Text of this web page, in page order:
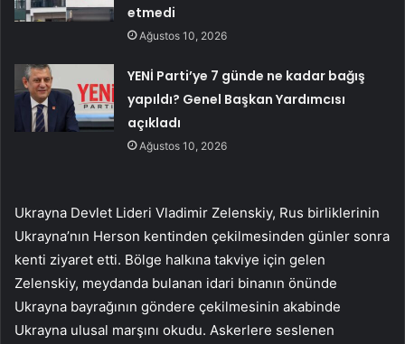
etmedi
Ağustos 10, 2026
YENİ Parti’ye 7 günde ne kadar bağış
yapıldı? Genel Başkan Yardımcısı
açıkladı
Ağustos 10, 2026
Ukrayna Devlet Lideri Vladimir Zelenskiy, Rus birliklerinin
Ukrayna’nın Herson kentinden çekilmesinden günler sonra
kenti ziyaret etti. Bölge halkına takviye için gelen
Zelenskiy, meydanda bulanan idari binanın önünde
Ukrayna bayrağının göndere çekilmesinin akabinde
Ukrayna ulusal marşını okudu. Askerlere seslenen